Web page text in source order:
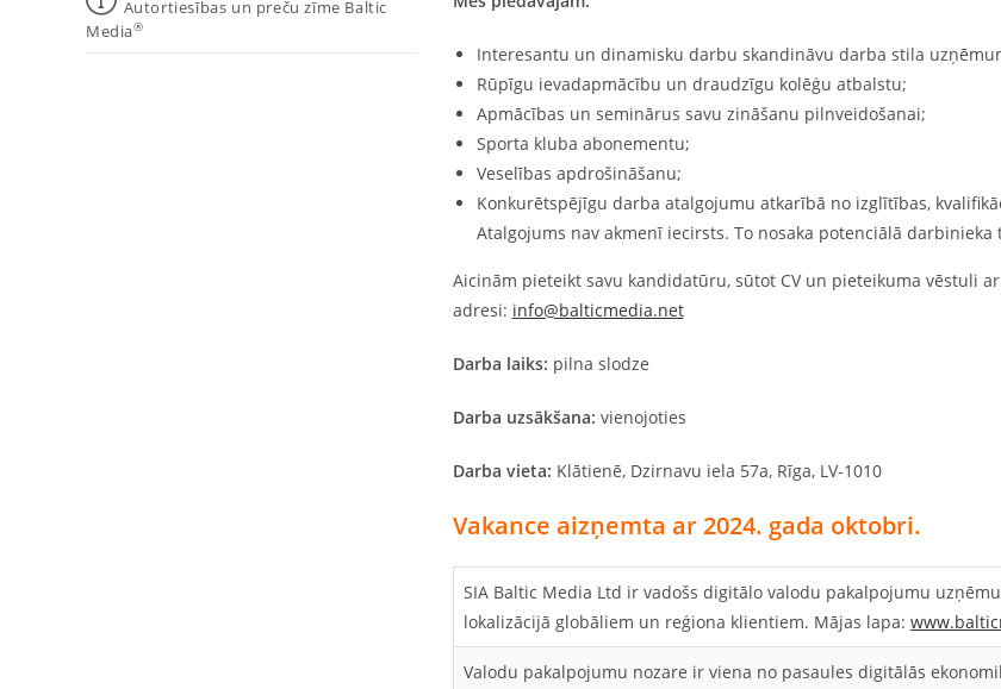
Autortiesības un preču zīme Baltic
Media®
Interesantu un dinamisku darbu skandināvu darba stila
Rūpīgu ievadapmācību un draudzīgu kolēģu atbalstu;
Apmācības un seminārus savu zināšanu pilnveidošanai;
Sporta kluba abonementu;
Veselības apdrošināšanu;
Konkurētspējīgu darba atalgojumu atkarībā no izglītības,
Atalgojums nav akmenī iecirsts. To nosaka potenciālā
Aicinām pieteikt savu kandidatūru, sūtot CV un pieteikuma vēstuli
adresi: info@balticmedia.net
Darba laiks: pilna slodze
Darba uzsākšana: vienojoties
Darba vieta: Klātienē, Dzirnavu iela 57a, Rīga, LV-1010
Vakance aizņemta ar 2024. gada oktobri.
SIA Baltic Media Ltd ir vadošs digitālo valodu pakalpojumu
lokalizācijā globāliem un reģiona klientiem. Mājas lapa:
Valodu pakalpojumu nozare ir viena no pasaules digitālās